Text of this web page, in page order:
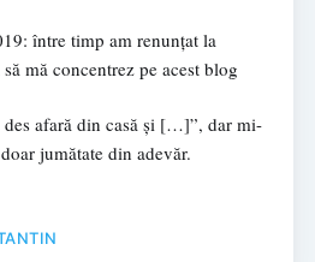
între timp am renunțat la
mă concentrez pe acest blog
des afară din casă și […]”, dar mi-
jumătate din adevăr.